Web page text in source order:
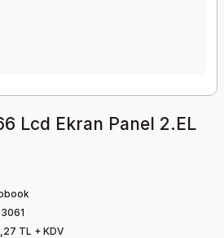
Lcd Ekran Panel 2.EL
TL + KDV